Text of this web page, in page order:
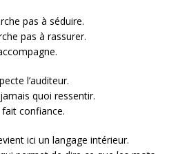
pas à séduire.
pas à rassurer.
l’auditeur.
quoi ressentir.
fait confiance.
ici un langage intérieur.